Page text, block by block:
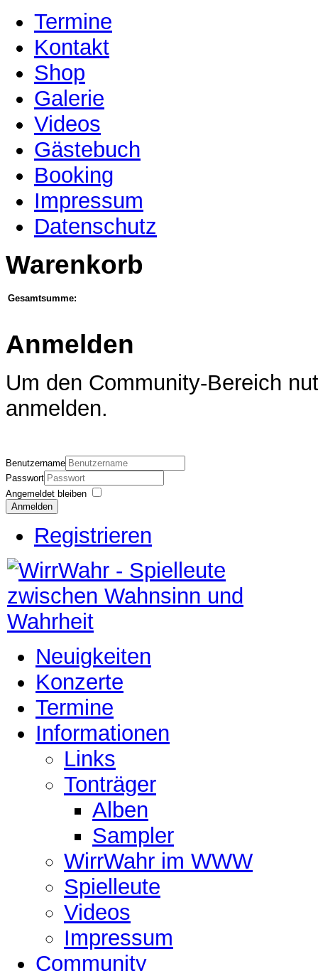
Termine
Kontakt
Shop
Galerie
Videos
Gästebuch
Booking
Impressum
Datenschutz
Warenkorb
Gesamtsumme:
Anmelden
Um den Community-Bereich
anmelden.
Benutzername
Passwort
Angemeldet bleiben
Anmelden
Registrieren
Neuigkeiten
Konzerte
Termine
Informationen
Links
Tonträger
Alben
Sampler
WirrWahr im WWW
Spielleute
Videos
Impressum
Community